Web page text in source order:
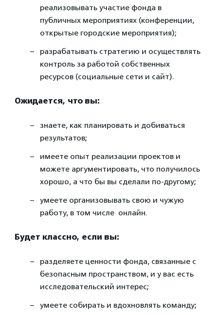
реализовывать участие фонда в
публичных мероприятиях (конференции,
открытые городские мероприятия);
разрабатывать стратегию и осуществлять
контроль за работой собственных
ресурсов (социальные сети и сайт).
Ожидается, что вы:
знаете, как планировать и добиваться
результатов;
имеете опыт реализации проектов и
можете аргументировать, что получилось
хорошо, а что бы вы сделали по-другому;
умеете организовывать свою и чужую
работу, в том числе онлайн.
Будет классно, если вы:
разделяете ценности фонда, связанные с
безопасным пространством, и у вас есть
исследовательский интерес;
умеете собирать и вдохновлять команду;